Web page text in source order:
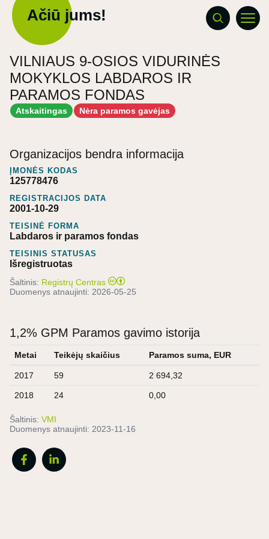
Ačiū jums!
VILNIAUS 9-OSIOS VIDURINĖS
MOKYKLOS LABDAROS IR
PARAMOS FONDAS
Atskaitingas Nėra paramos gavėjas
Organizacijos bendra informacija
ĮMONĖS KODAS
125778476
REGISTRACIJOS DATA
2001-10-29
TEISINĖ FORMA
Labdaros ir paramos fondas
TEISINIS STATUSAS
Išregistruotas
Šaltinis: Registrų Centras
Duomenys atnaujinti: 2026-05-25
1,2% GPM Paramos gavimo istorija
Metai Teikėjų skaičius Paramos suma, EUR
2017 59 2 694,32
2018 24 0,00
Šaltinis: VMI
Duomenys atnaujinti: 2023-11-16